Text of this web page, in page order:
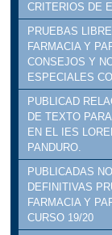
CRITERIOS DE
PRUEBAS
FARMACIA Y
CONSEJOS Y
ESPECIALES
PUBLICAD
DE TEXTO
EN EL IES
PANDURO.
PUBLICADAS
DEFINITIVAS
FARMACIA Y
CURSO 19/20